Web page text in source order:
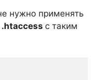
нужно применять
.htaccess с таким